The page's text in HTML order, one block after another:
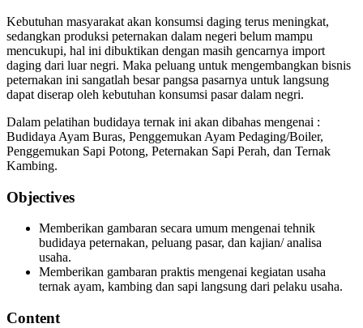
Kebutuhan masyarakat akan konsumsi daging terus meningkat,
sedangkan produksi peternakan dalam negeri belum mampu
mencukupi, hal ini dibuktikan dengan masih gencarnya import
daging dari luar negri. Maka peluang untuk mengembangkan bisnis
peternakan ini sangatlah besar pangsa pasarnya untuk langsung
dapat diserap oleh kebutuhan konsumsi pasar dalam negri.
Dalam pelatihan budidaya ternak ini akan dibahas mengenai :
Budidaya Ayam Buras, Penggemukan Ayam Pedaging/Boiler,
Penggemukan Sapi Potong, Peternakan Sapi Perah, dan Ternak
Kambing.
Objectives
Memberikan gambaran secara umum mengenai tehnik
budidaya peternakan, peluang pasar, dan kajian/ analisa
usaha.
Memberikan gambaran praktis mengenai kegiatan usaha
ternak ayam, kambing dan sapi langsung dari pelaku usaha.
Content